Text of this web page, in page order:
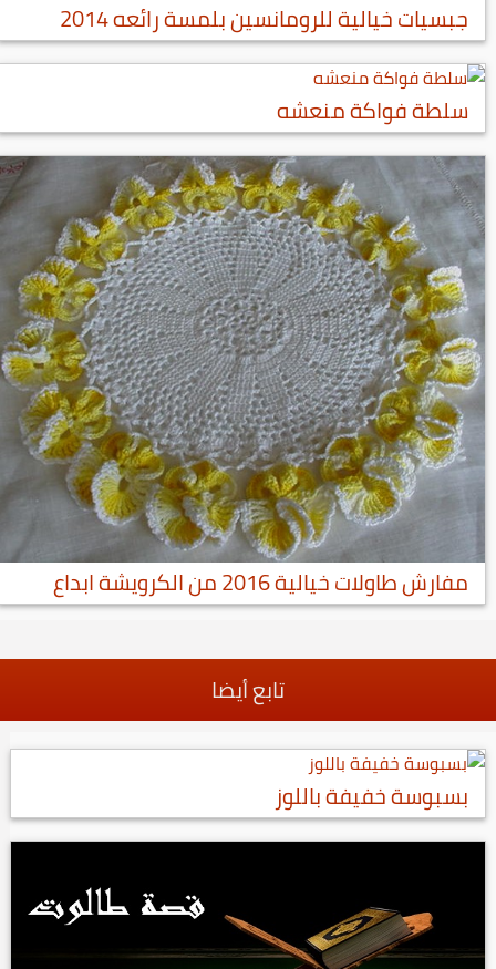
جبسيات خيالية للرومانسين بلمسة رائعه 2014
سلطة فواكة منعشه
مفارش طاولات خيالية 2016 من الكرويشة ابداع
تابع أيضا
بسبوسة خفيفة باللوز